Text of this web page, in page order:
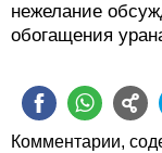
нежелание
обогащения
Комментарии,